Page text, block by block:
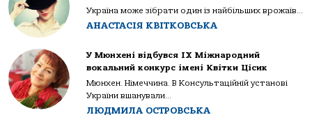
Україна може зібрати один із найбільших врожаїв...
АНАСТАСІЯ КВІТКОВСЬКА
У Мюнхені відбувся IX Міжнародний
вокальний конкурс імені Квітки Цісик
Мюнхен. Німеччина. В Консультаційній установі
України вшанували...
ЛЮДМИЛА ОСТРОВСЬКА